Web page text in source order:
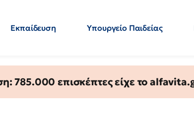
Εκπαίδευση Υπουργείο Παιδείας
785.000 επισκέπτες είχε το